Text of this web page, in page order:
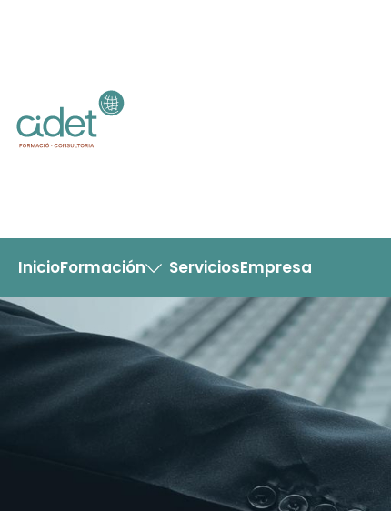
InicioFormación ServiciosEmpresa